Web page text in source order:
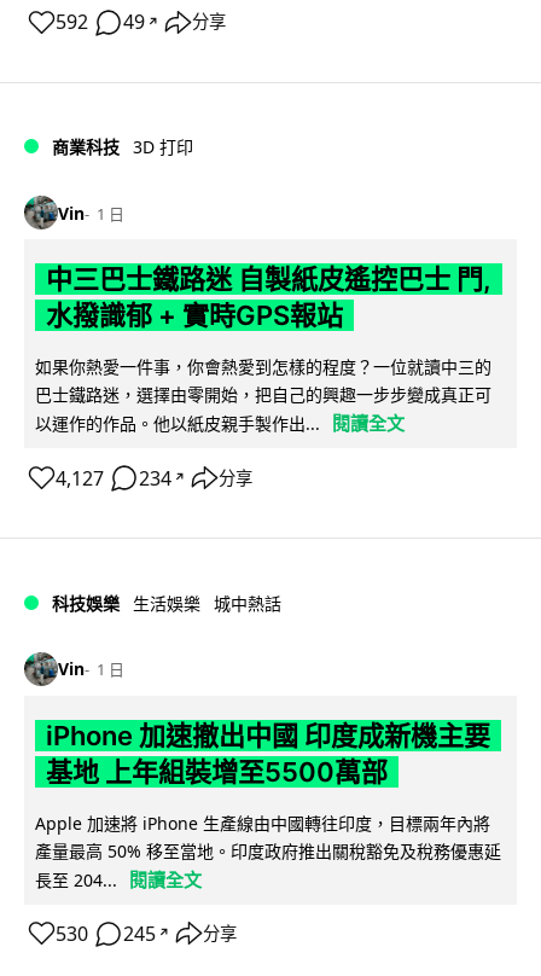
592 49 ↗ 分享
商業科技 3D 打印
Vin 1 日
中三巴士鐵路迷 自製紙皮遙控巴士 門,
水撥識郁 + 實時GPS報站
如果你熱愛一件事，你會熱愛到怎樣的程度？一位就讀中三的
巴士鐵路迷，選擇由零開始，把自己的興趣一步步變成真正可
以運作的作品。他以紙皮親手製作出...
閱讀全文
4,127 234 ↗ 分享
科技娛樂 生活娛樂 城中熱話
Vin 1 日
iPhone 加速撤出中國 印度成新機主要
基地 上年組裝增至5500萬部
Apple 加速將 iPhone 生產線由中國轉往印度，目標兩年內將
產量最高 50% 移至當地。印度政府推出關稅豁免及稅務優惠延
長至 204...
閱讀全文
530 245 ↗ 分享